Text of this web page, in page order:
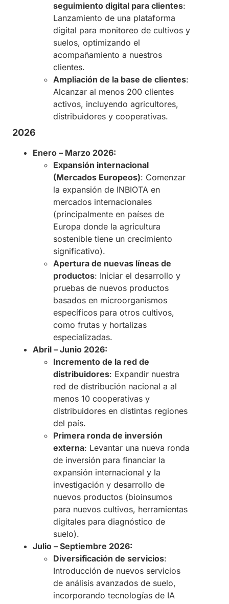
seguimiento digital para clientes:
Lanzamiento de una plataforma
digital para monitoreo de cultivos y
suelos, optimizando el
acompañamiento a nuestros
clientes.
Ampliación de la base de clientes:
Alcanzar al menos 200 clientes
activos, incluyendo agricultores,
distribuidores y cooperativas.
2026
Enero – Marzo 2026:
Expansión internacional
(Mercados Europeos): Comenzar
la expansión de INBIOTA en
mercados internacionales
(principalmente en países de
Europa donde la agricultura
sostenible tiene un crecimiento
significativo).
Apertura de nuevas líneas de
productos: Iniciar el desarrollo y
pruebas de nuevos productos
basados en microorganismos
específicos para otros cultivos,
como frutas y hortalizas
especializadas.
Abril – Junio 2026:
Incremento de la red de
distribuidores: Expandir nuestra
red de distribución nacional a al
menos 10 cooperativas y
distribuidores en distintas regiones
del país.
Primera ronda de inversión
externa: Levantar una nueva ronda
de inversión para financiar la
expansión internacional y la
investigación y desarrollo de
nuevos productos (bioinsumos
para nuevos cultivos, herramientas
digitales para diagnóstico de
suelo).
Julio – Septiembre 2026:
Diversificación de servicios:
Introducción de nuevos servicios
de análisis avanzados de suelo,
incorporando tecnologías de IA